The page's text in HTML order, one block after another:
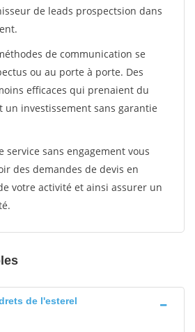
de leads prospectsion dans
de communication se
ou au porte à porte. Des
efficaces qui prenaient du
un investissement sans garantie
service sans engagement vous
des demandes de devis en
votre activité et ainsi assurer un
de l'esterel